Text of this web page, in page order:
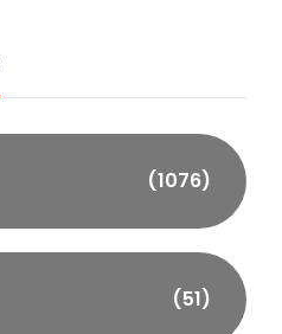
(1076)
(51)